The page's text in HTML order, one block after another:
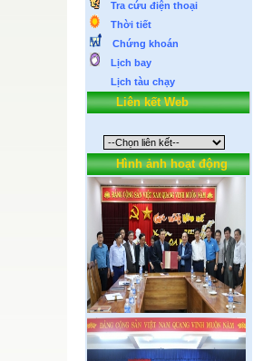
Tra cứu điện thoại
Thời tiết
Chứng khoán
Lịch bay
Lịch tàu chạy
Liên kết Web
Hình ảnh hoạt động